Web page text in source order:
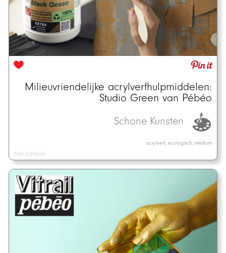
Milieuvriendelijke acrylverfhulpmiddelen:
Studio Green van Pébéo
Schone Kunsten
acrylverf, ecologisch, medium
Foto ©Pébéo